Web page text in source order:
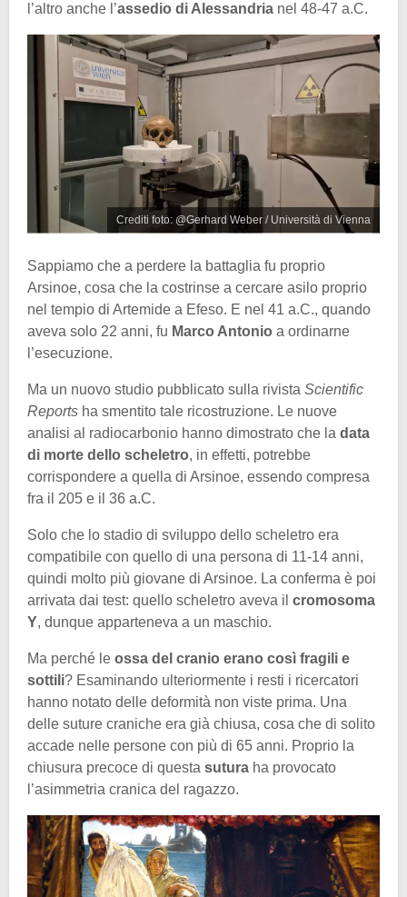
l’altro anche l’assedio di Alessandria nel 48-47 a.C.
Crediti foto: @Gerhard Weber / Università di Vienna
Sappiamo che a perdere la battaglia fu proprio
Arsinoe, cosa che la costrinse a cercare asilo proprio
nel tempio di Artemide a Efeso. E nel 41 a.C., quando
aveva solo 22 anni, fu Marco Antonio a ordinarne
l’esecuzione.
Ma un nuovo studio pubblicato sulla rivista Scientific
Reports ha smentito tale ricostruzione. Le nuove
analisi al radiocarbonio hanno dimostrato che la data
di morte dello scheletro, in effetti, potrebbe
corrispondere a quella di Arsinoe, essendo compresa
fra il 205 e il 36 a.C.
Solo che lo stadio di sviluppo dello scheletro era
compatibile con quello di una persona di 11-14 anni,
quindi molto più giovane di Arsinoe. La conferma è poi
arrivata dai test: quello scheletro aveva il cromosoma
Y, dunque apparteneva a un maschio.
Ma perché le ossa del cranio erano così fragili e
sottili? Esaminando ulteriormente i resti i ricercatori
hanno notato delle deformità non viste prima. Una
delle suture craniche era già chiusa, cosa che di solito
accade nelle persone con più di 65 anni. Proprio la
chiusura precoce di questa sutura ha provocato
l’asimmetria cranica del ragazzo.